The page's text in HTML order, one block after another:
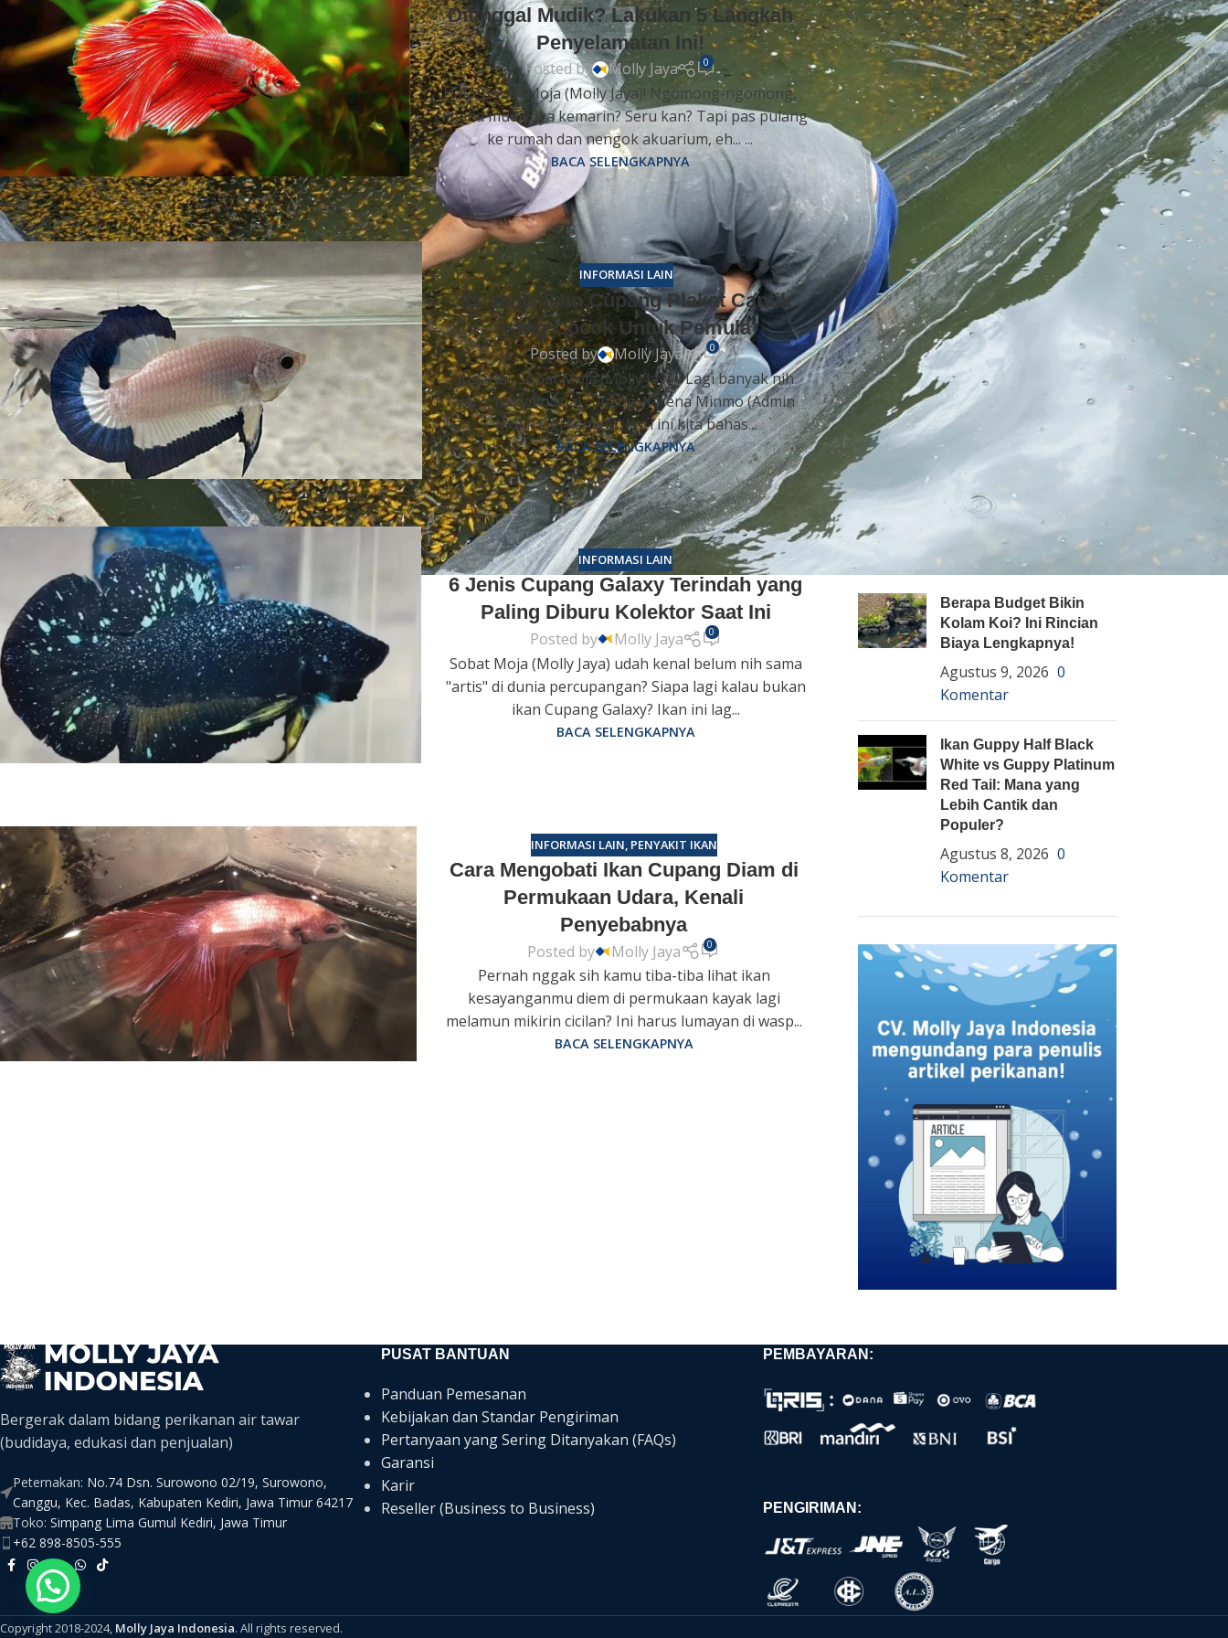
Ditinggal Mudik? Lakukan 5 Langkah
Penyelamatan Ini!
Posted by Molly Jaya 0
Halo, Sobat Moja (Molly Jaya)! Ngomong-ngomong,
gimana mudiknya kemarin? Seru kan? Tapi pas pulang
ke rumah dan nengok akuarium, eh... ...
BACA SELENGKAPNYA
INFORMASI LAIN
11 Jenis Ikan Cupang Plakat Cantik
yang Cocok Untuk Pemula
Posted by Molly Jaya 0
jugaHai, Sobat Moja (Molly Jaya)! Lagi banyak nih
yang nanyain soal cupang. Karena Minmo (Admin
Moja) lagi keinget, hari ini kita bahas...
BACA SELENGKAPNYA
INFORMASI LAIN
6 Jenis Cupang Galaxy Terindah yang
Paling Diburu Kolektor Saat Ini
Posted by Molly Jaya 0
Sobat Moja (Molly Jaya) udah kenal belum nih sama
"artis" di dunia percupangan? Siapa lagi kalau bukan
ikan Cupang Galaxy? Ikan ini lag...
BACA SELENGKAPNYA
INFORMASI LAIN PENYAKIT IKAN
Cara Mengobati Ikan Cupang Diam di
Permukaan Udara, Kenali
Penyebabnya
Posted by Molly Jaya 0
Pernah nggak sih kamu tiba-tiba lihat ikan
kesayanganmu diem di permukaan kayak lagi
melamun mikirin cicilan? Ini harus lumayan di wasp...
BACA SELENGKAPNYA
Koki
Guppy
Platy
Glofish
Danio
Manfish
Discuss
Palmas
Kura-kura
KATEGORI
Berita
Bisnis
Budidaya
Event
Informasi Lain
Pembenihan Ikan
Pembesaran Ikan
Penyakit Ikan
Teknologi dan Inovasi
ARTIKEL TERBARU
Berapa Budget Bikin
Kolam Koi? Ini Rincian
Biaya Lengkapnya!
Agustus 9, 2026 0
Komentar
Ikan Guppy Half Black
White vs Guppy Platinum
Red Tail: Mana yang
Lebih Cantik dan
Populer?
Agustus 8, 2026 0
Komentar
Bergerak dalam bidang perikanan air tawar
(budidaya, edukasi dan penjualan)
Peternakan: No.74 Dsn. Surowono 02/19, Surowono,
Canggu, Kec. Badas, Kabupaten Kediri, Jawa Timur 64217
Toko: Simpang Lima Gumul Kediri, Jawa Timur
+62 898-8505-555
PUSAT BANTUAN
Panduan Pemesanan
Kebijakan dan Standar Pengiriman
Pertanyaan yang Sering Ditanyakan (FAQs)
Garansi
Karir
Reseller (Business to Business)
PEMBAYARAN:
PENGIRIMAN:
Copyright 2018-2024, Molly Jaya Indonesia. All rights reserved.